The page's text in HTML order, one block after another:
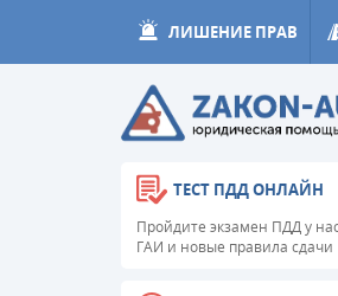
ЛИШЕНИЕ ПРАВ
ТЕСТ ПДД ОНЛАЙН
Пройдите экзамен ПДД у
ГАИ и новые правила сдачи